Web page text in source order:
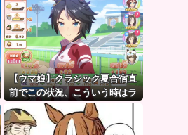
【ウマ娘】クラシック夏合宿直
前でこの状況、こういう時はラ
ーメン食べてもいいのかな？